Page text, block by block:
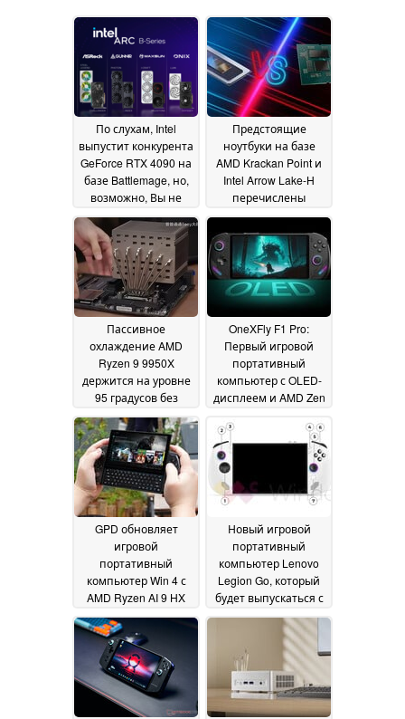
По слухам, Intel
выпустит конкурента
GeForce RTX 4090 на
базе Battlemage, но,
возможно, Вы не
сможете играть на
нем01 January 2025
Предстоящие
ноутбуки на базе
AMD Krackan Point и
Intel Arrow Lake-H
перечислены
розничными
продавцами15
December 2024
Пассивное
охлаждение AMD
Ryzen 9 9950X
держится на уровне
95 градусов без
падения
производительности,
но есть одна
загвоздка13 December
2024
OneXFly F1 Pro:
Первый игровой
портативный
компьютер с OLED-
дисплеем и AMD Zen
гарантией от
производителей11
December 2024
GPD обновляет
игровой
портативный
компьютер Win 4 с
AMD Ryzen AI 9 HX
37005 December 2024
Новый игровой
портативный
компьютер Lenovo
Legion Go, который
будет выпускаться с
AMD Ryzen Z2 GO по
цене около 600 евро
05 December 2024